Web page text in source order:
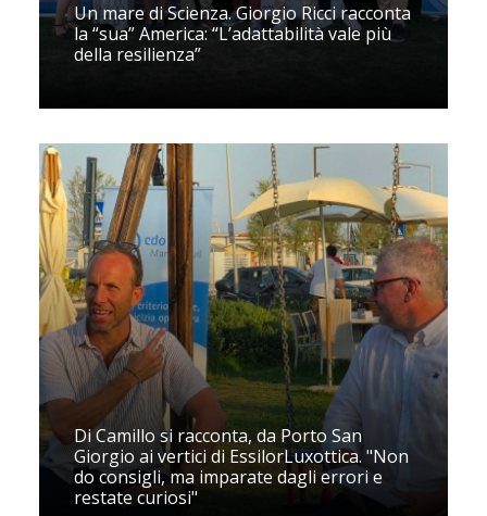
Un mare di Scienza. Giorgio Ricci racconta
la “sua” America: “L’adattabilità vale più
della resilienza”
Di Camillo si racconta, da Porto San
Giorgio ai vertici di EssilorLuxottica. "Non
do consigli, ma imparate dagli errori e
restate curiosi"